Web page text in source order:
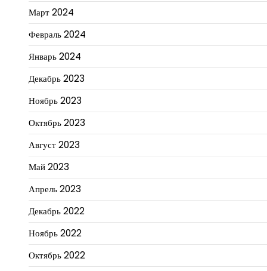
Март 2024
Февраль 2024
Январь 2024
Декабрь 2023
Ноябрь 2023
Октябрь 2023
Август 2023
Май 2023
Апрель 2023
Декабрь 2022
Ноябрь 2022
Октябрь 2022